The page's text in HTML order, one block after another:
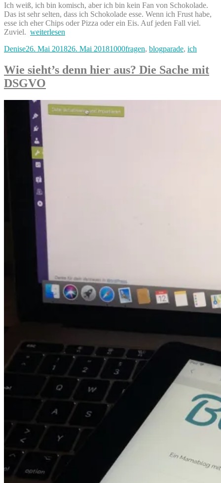
Ich weiß, ich bin komisch, aber ich bin kein Fan von Schokolade.
Das ist sehr selten, dass ich Schokolade esse. Wenn ich Frust habe,
esse ich eher Chips oder Pizza oder ein Eis. Auf jeden Fall viel.
Zuviel. „1000
an
selbst
#21“
weiterlesen
Autor
DeniseVeröffentlicht
26. Mai 201826. Mai 2018Kategorien
1000fragen, blogparade, ich
Wie sieht’s denn hier aus? Die Sache mit
DSGVO